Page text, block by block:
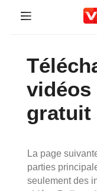
Vidéos Indiennes
FAQ
Instagram
vidéos
gratuit
La page
parties
seulement des